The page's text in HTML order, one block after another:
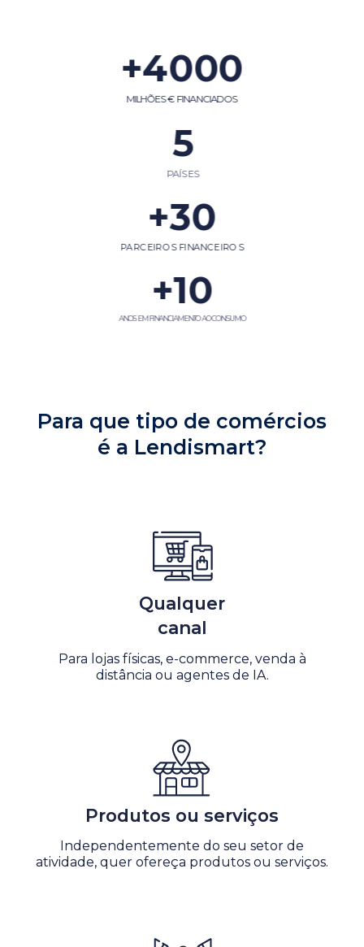
MILHÕES € FINANCIADOS
+4000
PAÍSES
5
PARCEIROS FINANCEIROS
+30
ANOS EM FINANCIAMENTO AO CONSUMO
+10
Para que tipo de comércios
é a Lendismart?
Qualquer
canal
Para lojas físicas, e-commerce, venda à
distância ou agentes de IA.
Produtos ou serviços
Independentemente do seu setor de
atividade, quer ofereça produtos ou serviços.